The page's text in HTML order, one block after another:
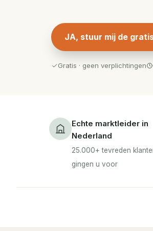
JA, stuur mij de
Gratis · geen verplichtingen
Echte marktleider in
Nederland
25.000+ tevreden
gingen u voor